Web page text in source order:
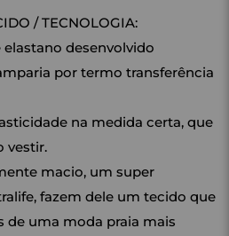
/ TECNOLOGIA:
desenvolvido
por termo transferência
na medida certa, que
vestir.
macio, um super
fazem dele um tecido que
de uma moda praia mais